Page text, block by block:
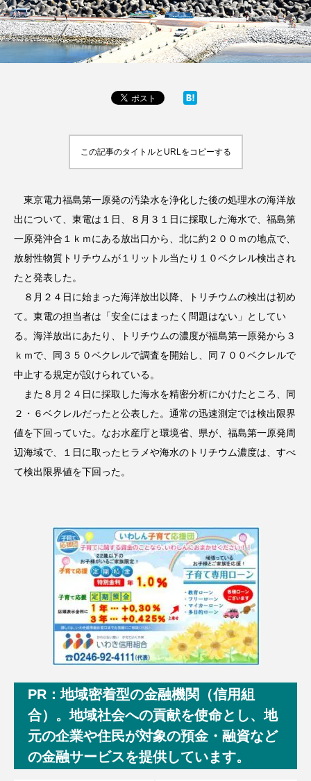
この記事のタイトルとURLをコピーする
東京電力福島第一原発の汚染水を浄化した後の処理水の海洋放
出について、東電は１日、８月３１日に採取した海水で、福島第
一原発沖合１ｋｍにある放出口から、北に約２００ｍの地点で、
放射性物質トリチウムが１リットル当たり１０ベクレル検出され
たと発表した。
８月２４日に始まった海洋放出以降、トリチウムの検出は初め
て。東電の担当者は「安全にはまったく問題はない」としてい
る。海洋放出にあたり、トリチウムの濃度が福島第一原発から３
ｋｍで、同３５０ベクレルで調査を開始し、同７００ベクレルで
中止する規定が設けられている。
また８月２４日に採取した海水を精密分析にかけたところ、同
２・６ベクレルだったと公表した。通常の迅速測定では検出限界
値を下回っていた。なお水産庁と環境省、県が、福島第一原発周
辺海域で、１日に取ったヒラメや海水のトリチウム濃度は、すべ
て検出限界値を下回った。
PR：地域密着型の金融機関（信用組
合）。地域社会への貢献を使命とし、地
元の企業や住民が対象の預金・融資など
の金融サービスを提供しています。